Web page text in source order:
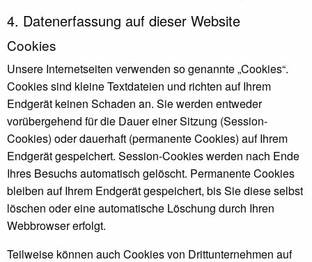
4. Datenerfassung auf dieser Website
Cookies
Unsere Internetseiten verwenden so genannte „Cookies“.
Cookies sind kleine Textdateien und richten auf Ihrem
Endgerät keinen Schaden an. Sie werden entweder
vorübergehend für die Dauer einer Sitzung (Session-
Cookies) oder dauerhaft (permanente Cookies) auf Ihrem
Endgerät gespeichert. Session-Cookies werden nach Ende
Ihres Besuchs automatisch gelöscht. Permanente Cookies
bleiben auf Ihrem Endgerät gespeichert, bis Sie diese selbst
löschen oder eine automatische Löschung durch Ihren
Webbrowser erfolgt.
Teilweise können auch Cookies von Drittunternehmen auf